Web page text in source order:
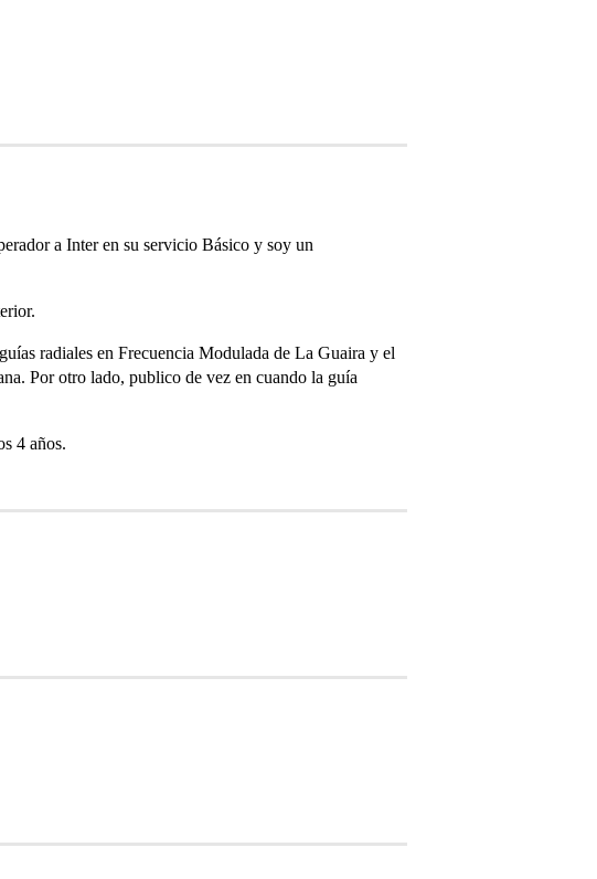
a Inter en su servicio Básico y soy un
radiales en Frecuencia Modulada de La Guaira y el
Por otro lado, publico de vez en cuando la guía
4 años.